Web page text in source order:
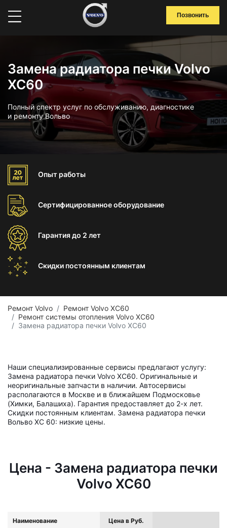
Позвонить
Замена радиатора печки Volvo
XC60
Полный спектр услуг по обслуживанию, диагностике
и ремонту Вольво
Опыт работы
Сертифицированноеоборудование
Гарантиядо 2 лет
Скидки постоянным клиентам
Ремонт Volvo
Ремонт Volvo XC60
Ремонт системы отопления Volvo XC60
Замена радиатора печки Volvo XC60
Наши специализированные сервисы предлагают услугу:
Замена радиатора печки Volvo XC60. Оригинальные и
неоригинальные запчасти в наличии. Автосервисы
располагаются в Москве и в ближайшем Подмосковье
(Химки, Балашиха). Гарантия предоставляет до 2-х лет.
Скидки постоянным клиентам. Замена радиатора печки
Вольво ХС 60: низкие цены.
Цена - Замена радиатора печки
Volvo XC60
Наименование Цена в Руб.